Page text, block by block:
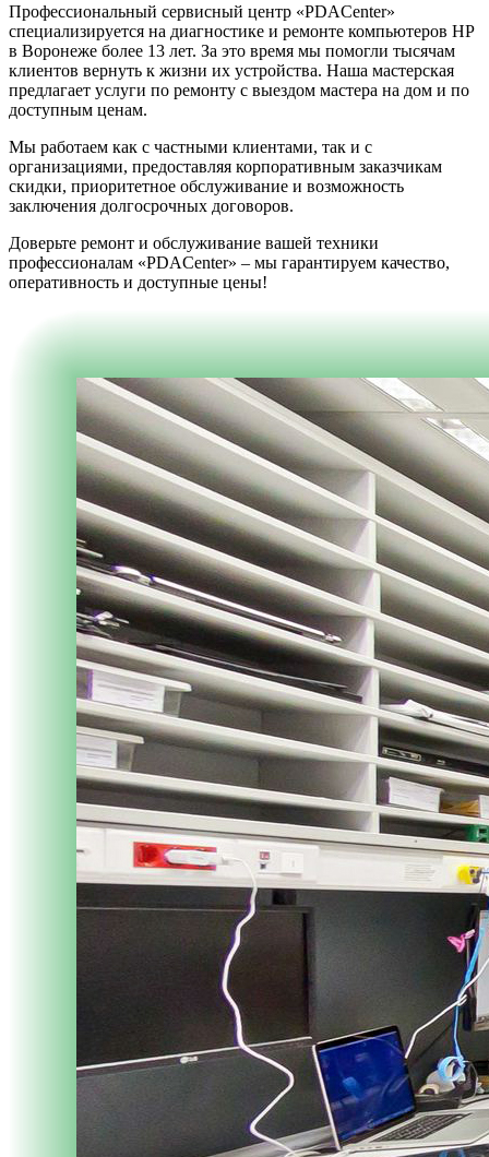
Профессиональный сервисный центр «PDACenter»
специализируется на диагностике и ремонте компьютеров HP
в Воронеже более 13 лет. За это время мы помогли тысячам
клиентов вернуть к жизни их устройства. Наша мастерская
предлагает услуги по ремонту с выездом мастера на дом и по
доступным ценам.
Мы работаем как с частными клиентами, так и с
организациями, предоставляя корпоративным заказчикам
скидки, приоритетное обслуживание и возможность
заключения долгосрочных договоров.
Доверьте ремонт и обслуживание вашей техники
профессионалам «PDACenter» – мы гарантируем качество,
оперативность и доступные цены!